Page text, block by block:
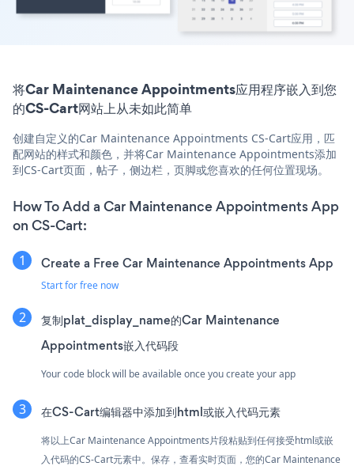
将Car Maintenance Appointments应用程序嵌入到您
的CS-Cart网站上从未如此简单
创建自定义的Car Maintenance Appointments CS-Cart应用，匹
配网站的样式和颜色，并将Car Maintenance Appointments添加
到CS-Cart页面，帖子，侧边栏，页脚或您喜欢的任何位置现场。
How To Add a Car Maintenance Appointments App
on CS-Cart:
Create a Free Car Maintenance Appointments App
Start for free now
复制plat_display_name的Car Maintenance
Appointments嵌入代码段
Your code block will be available once you create your app
在CS-Cart编辑器中添加到html或嵌入代码元素
将以上Car Maintenance Appointments片段粘贴到任何接受html或嵌
入代码的CS-Cart元素中。保存，查看实时页面，您的Car Maintenance